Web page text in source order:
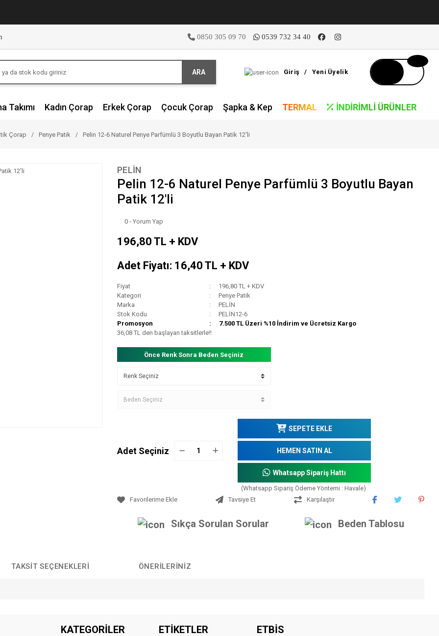
0850 305 09 70 0539 732 34 40
ARA Giriş / Yeni Üyelik
Takımı Kadın Çorap Erkek Çorap Çocuk Çorap Şapka & Kep TERMAL İNDIRIMLI ÜRÜNLER
Çorap Penye Patik Pelin 12-6 Naturel Penye Parfümlü 3 Boyutlu Bayan Patik 12'li
PELİN
Pelin 12-6 Naturel Penye Parfümlü 3 Boyutlu Bayan
Patik 12'li
0 - Yorum Yap
196,80 TL + KDV
Adet Fiyatı: 16,40 TL + KDV
Fiyat
196,80 TL + KDV
Kategori
Penye Patik
Marka
PELİN
Stok Kodu
PELİN12-6
Promosyon
7.500 TL Üzeri %10 İndirim ve Ücretsiz Kargo
36,08 TL den başlayan taksitlerle!!
Önce Renk Sonra Beden Seçiniz
Adet Seçiniz
SEPETE EKLE
HEMEN SATIN AL
Whatsapp Sipariş Hattı
(Whatsapp Sipariş Ödeme Yöntemi : Havale)
Tavsiye Et
Karşılaştır
Sıkça Sorulan Sorular Beden Tablosu
TAKSIT SEÇENEKLERI ÖNERILERINIZ
Bu ürüne ilk yorumu siz yapın!
KATEGORİLER ETİKETLER ETBİS